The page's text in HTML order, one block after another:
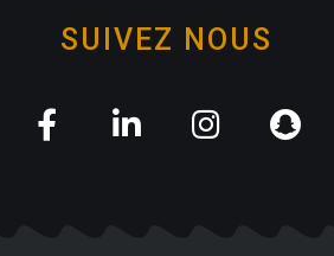
SUIVEZ NOUS